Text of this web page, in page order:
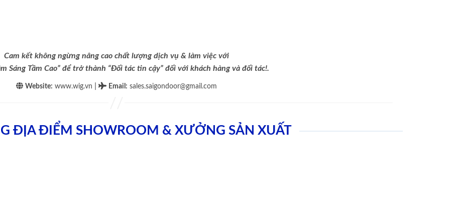
Cam kết không ngừng nâng cao chất lượng dịch vụ & làm việc với
Sáng Tầm Cao” để trở thành “Đối tác tin cậy” đối với khách hàng và đối tác!.
Website: www.wig.vn Email : sales.saigondoor@gmail.com
ĐỊA ĐIỂM SHOWROOM & XƯỞNG SẢN XUẤT